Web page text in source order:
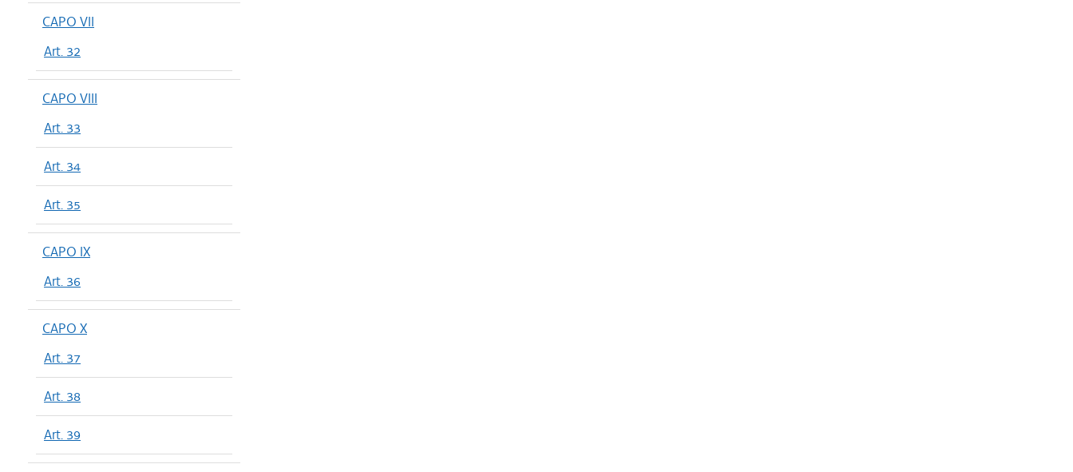
CAPO VII
Art. 32
CAPO VIII
Art. 33
Art. 34
Art. 35
CAPO IX
Art. 36
CAPO X
Art. 37
Art. 38
Art. 39